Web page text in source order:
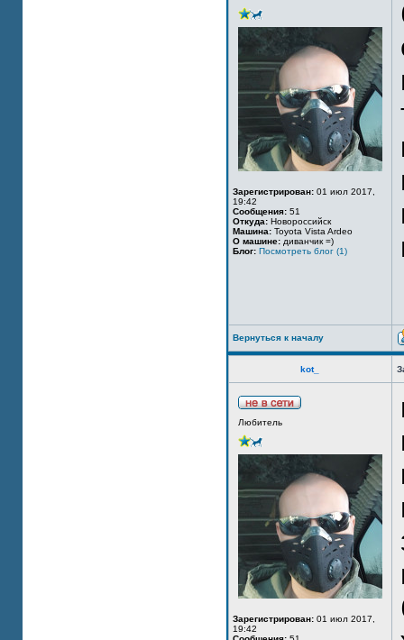
Зарегистрирован: 01 июл 2017,
19:42
Сообщения: 51
Откуда: Новороссийск
Машина: Toyota Vista Ardeo
О машине: диванчик =)
Блог: Посмотреть блог (1)
Вернуться к началу
kot_
Любитель
Зарегистрирован: 01 июл 2017,
19:42